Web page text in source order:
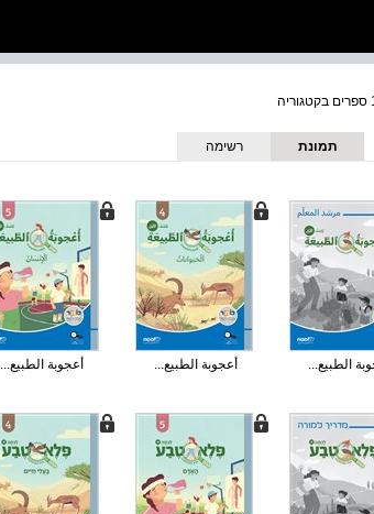
תמונת
רשימה
الطبيع... أعجوبة الطبيع... أعجوبة الطبيع...